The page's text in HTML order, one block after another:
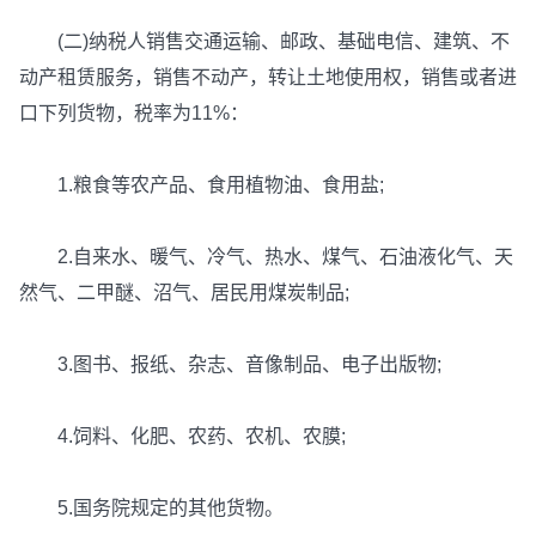
(二)纳税人销售交通运输、邮政、基础电信、建筑、不
动产租赁服务，销售不动产，转让土地使用权，销售或者进
口下列货物，税率为11%：
1.粮食等农产品、食用植物油、食用盐;
2.自来水、暖气、冷气、热水、煤气、石油液化气、天
然气、二甲醚、沼气、居民用煤炭制品;
3.图书、报纸、杂志、音像制品、电子出版物;
4.饲料、化肥、农药、农机、农膜;
5.国务院规定的其他货物。